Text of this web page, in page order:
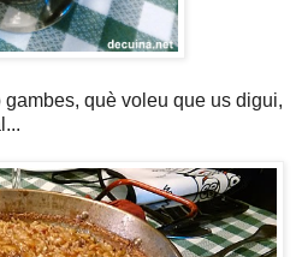
què voleu que us digui,